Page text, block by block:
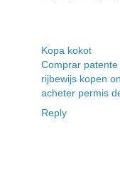
Kopa kokot
Comprar patente
rijbewijs kopen
acheter permis
Reply